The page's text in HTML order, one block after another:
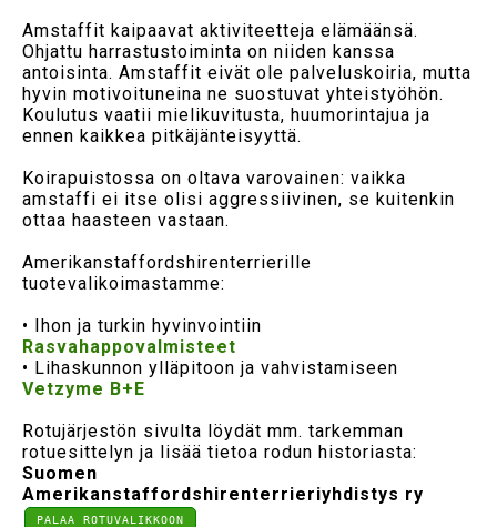
Amstaffit kaipaavat aktiviteetteja elämäänsä.
Ohjattu harrastustoiminta on niiden kanssa
antoisinta. Amstaffit eivät ole palveluskoiria, mutta
hyvin motivoituneina ne suostuvat yhteistyöhön.
Koulutus vaatii mielikuvitusta, huumorintajua ja
ennen kaikkea pitkäjänteisyyttä.
Koirapuistossa on oltava varovainen: vaikka
amstaffi ei itse olisi aggressiivinen, se kuitenkin
ottaa haasteen vastaan.
Amerikanstaffordshirenterrierille
tuotevalikoimastamme:
• Ihon ja turkin hyvinvointiin
Rasvahappovalmisteet
• Lihaskunnon ylläpitoon ja vahvistamiseen
Vetzyme B+E
Rotujärjestön sivulta löydät mm. tarkemman
rotuesittelyn ja lisää tietoa rodun historiasta:
Suomen
Amerikanstaffordshirenterrieriyhdistys ry
PALAA ROTUVALIKKOON